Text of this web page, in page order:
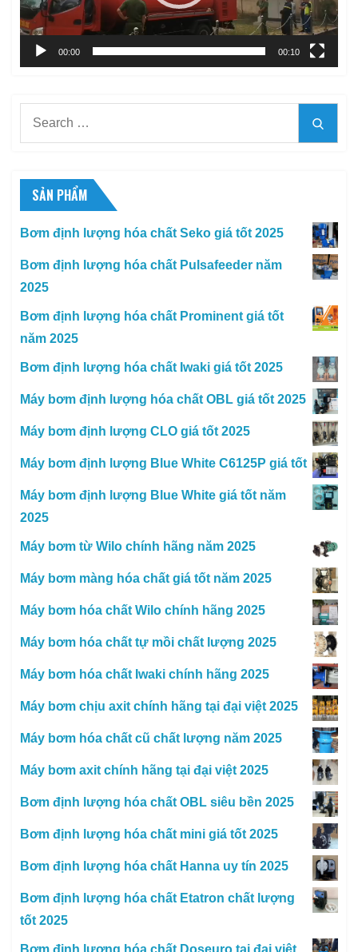
00:00 00:10
SẢN PHẨM
Bơm định lượng hóa chất Seko giá tốt 2025
Bơm định lượng hóa chất Pulsafeeder năm
2025
Bơm định lượng hóa chất Prominent giá tốt
năm 2025
Bơm định lượng hóa chất Iwaki giá tốt 2025
Máy bơm định lượng hóa chất OBL giá tốt 2025
Máy bơm định lượng CLO giá tốt 2025
Máy bơm định lượng Blue White C6125P giá tốt
Máy bơm định lượng Blue White giá tốt năm
2025
Máy bơm từ Wilo chính hãng năm 2025
Máy bơm màng hóa chất giá tốt năm 2025
Máy bơm hóa chất Wilo chính hãng 2025
Máy bơm hóa chất tự mồi chất lượng 2025
Máy bơm hóa chất Iwaki chính hãng 2025
Máy bơm chịu axit chính hãng tại đại việt 2025
Máy bơm hóa chất cũ chất lượng năm 2025
Máy bơm axit chính hãng tại đại việt 2025
Bơm định lượng hóa chất OBL siêu bền 2025
Bơm định lượng hóa chất mini giá tốt 2025
Bơm định lượng hóa chất Hanna uy tín 2025
Bơm định lượng hóa chất Etatron chất lượng
tốt 2025
Bơm định lượng hóa chất Doseuro tại đại việt